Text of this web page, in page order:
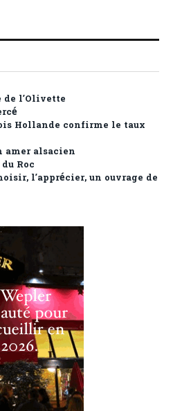
de l’Olivette
Hollande confirme le taux
amer alsacien
Roc
l’apprécier, un ouvrage de